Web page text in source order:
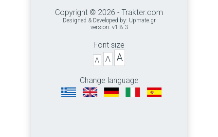
Copyright © 2026 - Trakter.com
Designed & Developed by: Upmate.gr
version: v1.8.3
Font size
A A A
Change language